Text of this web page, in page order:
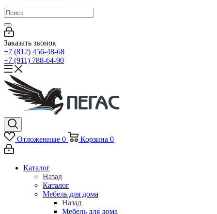
Заказать звонок
+7 (812) 456-48-68
+7 (911) 788-64-90
Отложенные 0 Корзина 0
Каталог
Назад
Каталог
Мебель для дома
Назад
Мебель для дома